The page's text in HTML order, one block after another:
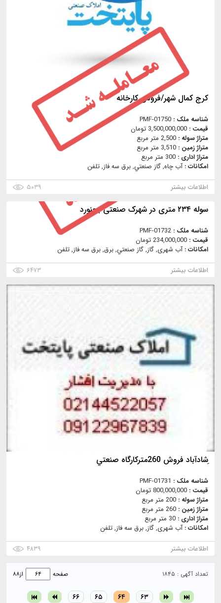
كرج كمال شهر/فروش كارخانه
شناسه ملک : PMF-01750
قیمت : 3,500,000,000 تومان
متراژ سوله : 2,500 متر مربع
متراژ زمین : 3,510 متر مربع
متراژ اداری : 300 متر مربع
امکانات :آب چاه, گاز صنعتي, برق سه فاز, تلفن
اطلاعات بیشتر
۵۰۳۹
سوله ۲۳۴ متری در شهرک صنعتی بجنورد
شناسه ملک : PMF-01732
قیمت : 234,000,000 تومان
امکانات :آب شهری, گاز, گاز صنعتي, برق, برق سه فاز, تلفن
اطلاعات بیشتر
۶۴۷۳
ِشادآباد فروش 260متركارگاه صنعتي
شناسه ملک : PMF-01731
قیمت : 800,000,000 تومان
متراژ سوله : 200 متر مربع
متراژ زمین : 260 متر مربع
متراژ اداری : 30 متر مربع
امکانات :آب شهری, گاز, برق سه فاز, تلفن
اطلاعات بیشتر
۴۸۳۹
تعداد آگهی : ۱۸۴۵
۶۳ ۶۴ ۶۵ ۶۶
صفحه از۸۸